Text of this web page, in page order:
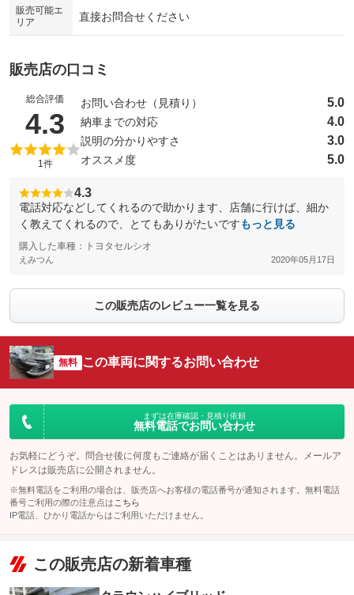
販売可能エ
リア
直接お問合せください
販売店の口コミ
総合評価
4.3 （5点満点中）
1件
お問い合わせ（見積り） 5.0
納車までの対応 4.0
説明の分かりやすさ 3.0
オススメ度 5.0
4.3
電話対応などしてくれるので助かります、店舗に行けば、細か
く教えてくれるので、とてもありがたいですもっと見る
購入した車種：トヨタセルシオ
えみつん 2020年05月17日
この販売店のレビュー一覧を見る
無料 この車両に関するお問い合わせ
まずは在庫確認・見積り依頼
無料電話でお問い合わせ
お気軽にどうぞ。問合せ後に何度もご連絡が届くことはありません。メールア
ドレスは販売店に公開されません。
※無料電話をご利用の場合は、販売店へお客様の電話番号が通知されます。無料電話
番号ご利用の際の注意点は こちら
IP電話、ひかり電話からはご利用いただけません。
この販売店の新着車種